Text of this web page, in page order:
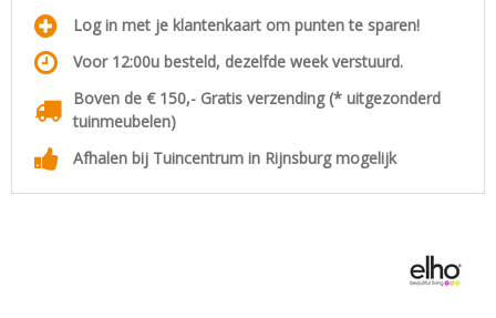
Log in met je klantenkaart om punten te sparen!
Voor 12:00u besteld, dezelfde week verstuurd.
Boven de € 150,- Gratis verzending (* uitgezonderd
tuinmeubelen)
Afhalen bij Tuincentrum in Rijnsburg mogelijk